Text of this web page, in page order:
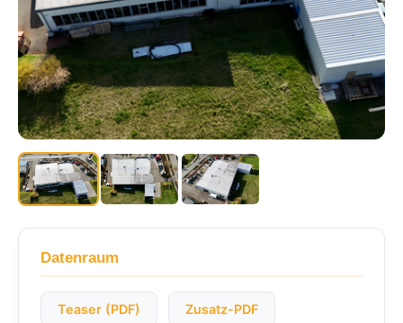
Datenraum
Teaser (PDF) Zusatz-PDF